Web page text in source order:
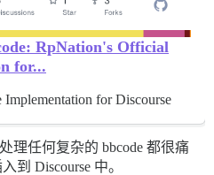
RpNation's Official
for...
for Discourse
理任何复杂的 bbcode 都很痛
到 Discourse 中。